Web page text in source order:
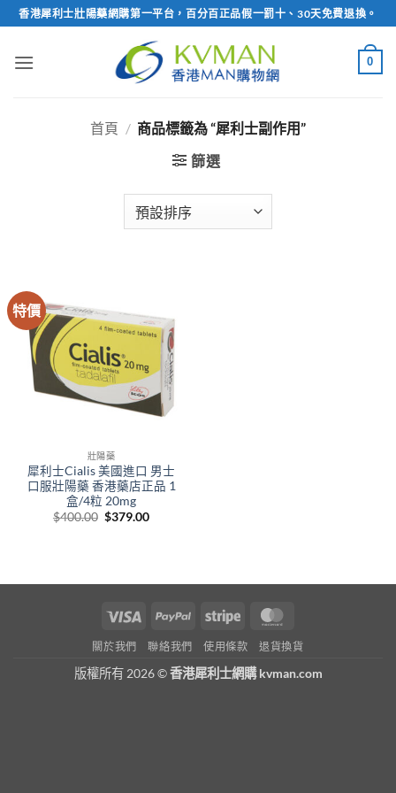
Skip
to
content
香港犀利士壯陽藥網購第一平台，百分百正品假一罰十、30天免費退換。
0
首頁 / 商品標籤為 “犀利士副作用”
篩選
特價
壯陽藥
犀利士Cialis 美國進口 男士
口服壯陽藥 香港藥店正品 1
盒/4粒 20mg
$400.00 Original
$379.00Current
Visa PayPal Stripe
關於我們 聯絡我們 使用條款 退貨換貨
版權所有 2026 ©香港犀利士網購 kvman.com